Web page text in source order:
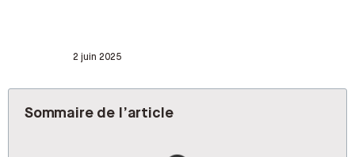
2 juin 2025
Sommaire de l’article